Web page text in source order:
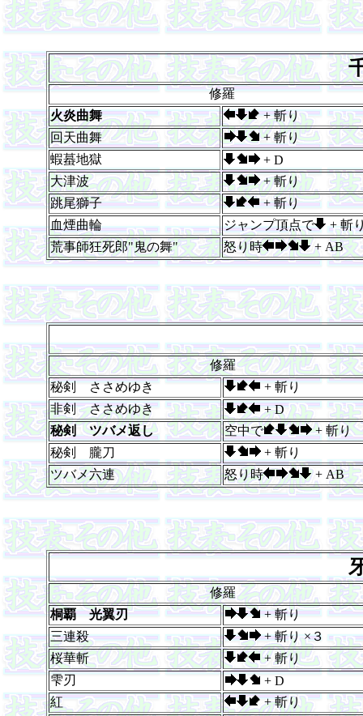
修羅
火炎曲舞
+ 斬り
回天曲舞
+ 斬り
蝦蟇地獄
+ D
大津波
+ 斬り
跳尾獅子
+ 斬り
血煙曲輪
ジャンプ頂点で
+ 斬
荒事師狂死郎"鬼の舞"
怒り時 + AB
修羅
秘剣 ささめゆき
+ 斬り
非剣 ささめゆき
+ D
秘剣 ツバメ返し
空中で
+ 斬り
秘剣 朧刀
+ 斬り
ツバメ六連
怒り時 + AB
修羅
桐覇 光翼刃
+ 斬り
三連殺
+ 斬り ×３
桜華斬
+ 斬り
雫刃
+ D
紅
+ 斬り